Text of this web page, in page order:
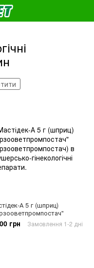
А 5 г (шприц)
грн Замовлення 1-2 дні